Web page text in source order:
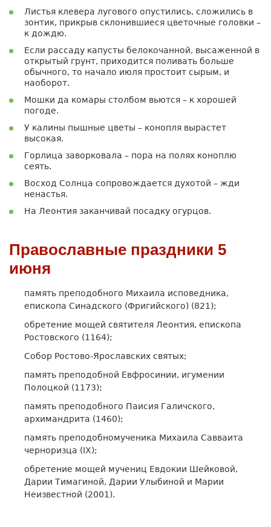
Листья клевера лугового опустились, сложились в
зонтик, прикрыв склонившиеся цветочные головки –
к дождю.
Если рассаду капусты белокочанной, высаженной в
открытый грунт, приходится поливать больше
обычного, то начало июля простоит сырым, и
наоборот.
Мошки да комары столбом вьются – к хорошей
погоде.
У калины пышные цветы – конопля вырастет
высокая.
Горлица заворковала – пора на полях коноплю
сеять.
Восход Солнца сопровождается духотой – жди
ненастья.
На Леонтия заканчивай посадку огурцов.
Православные праздники 5
июня
память преподобного Михаила исповедника,
епископа Синадского (Фригийского) (821);
обретение мощей святителя Леонтия, епископа
Ростовского (1164);
Собор Ростово-Ярославских святых;
память преподобной Евфросинии, игумении
Полоцкой (1173);
память преподобного Паисия Галичского,
архимандрита (1460);
память преподобномученика Михаила Савваита
черноризца (IX);
обретение мощей мучениц Евдокии Шейковой,
Дарии Тимагиной, Дарии Улыбиной и Марии
Неизвестной (2001).